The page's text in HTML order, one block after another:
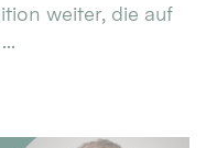
weiter, die auf